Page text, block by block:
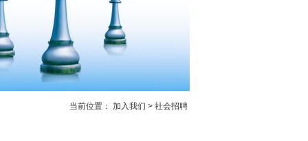
当前位置： 加入我们 > 社会招聘